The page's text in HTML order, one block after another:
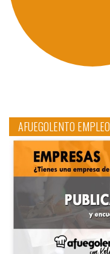
AFUEGOLENTO EMPLEO